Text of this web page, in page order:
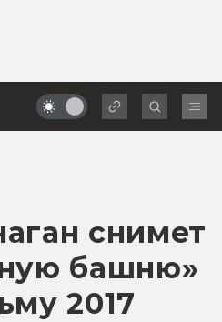
снимет
башню»
2017